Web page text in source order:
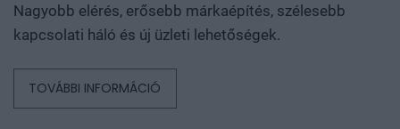
Nagyobb elérés, erősebb márkaépítés, szélesebb
kapcsolati háló és új üzleti lehetőségek.
TOVÁBBI INFORMÁCIÓ